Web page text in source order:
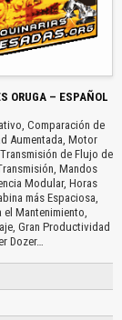
ORUGA – ESPAÑOL
Comparación de
Aumentada, Motor
de Flujo de
Mandos
Modular, Horas
más Espaciosa,
Mantenimiento,
Gran Productividad
Dozer…